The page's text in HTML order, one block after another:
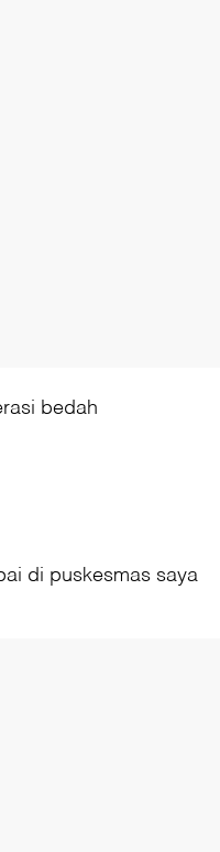
bedah
di puskesmas saya